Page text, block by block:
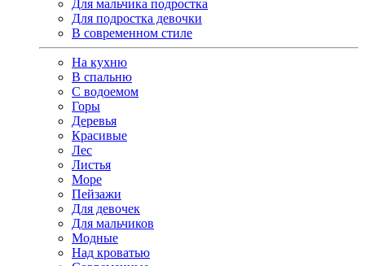
Для мальчика подростка
Для подростка девочки
В современном стиле
На кухню
В спальню
С водоемом
Горы
Деревья
Красивые
Лес
Листья
Море
Пейзажи
Для девочек
Для мальчиков
Модные
Над кроватью